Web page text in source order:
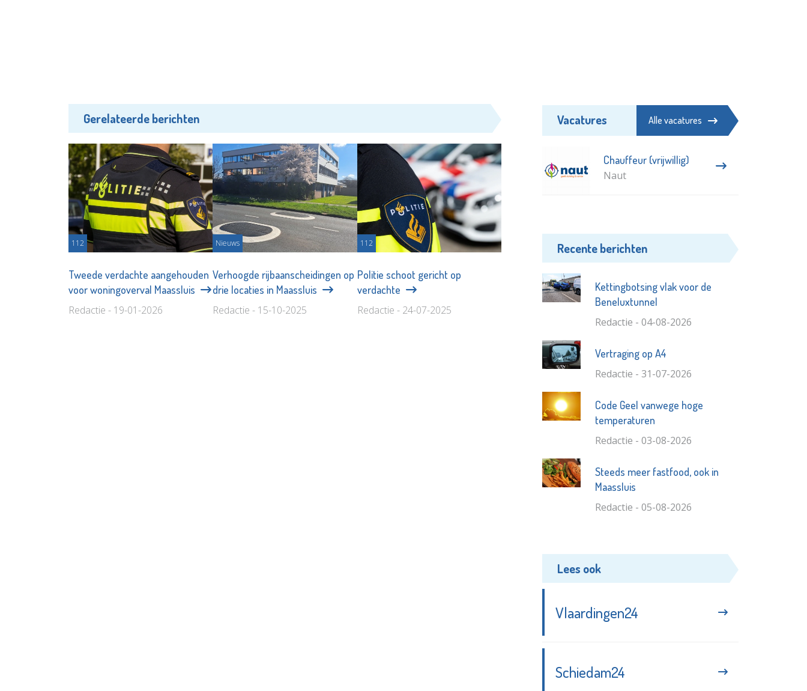
Gerelateerde berichten
112
Tweede verdachte aangehouden
voor woningoverval Maassluis
Redactie - 19-01-2026
Nieuws
Verhoogde rijbaanscheidingen op
drie locaties in Maassluis
Redactie - 15-10-2025
112
Politie schoot gericht op
verdachte
Redactie - 24-07-2025
Vacatures Alle vacatures
Chauffeur (vrijwillig)
Naut
Recente berichten
Kettingbotsing vlak voor de
Beneluxtunnel
Redactie - 04-08-2026
Vertraging op A4
Redactie - 31-07-2026
Code Geel vanwege hoge
temperaturen
Redactie - 03-08-2026
Steeds meer fastfood, ook in
Maassluis
Redactie - 05-08-2026
Lees ook
Vlaardingen24
Schiedam24